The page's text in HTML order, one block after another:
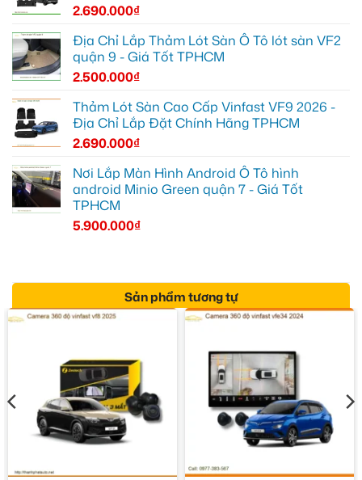
2.690.000₫
Địa Chỉ Lắp Thảm Lót Sàn Ô Tô lót sàn VF2
quận 9 - Giá Tốt TPHCM
2.500.000₫
Thảm Lót Sàn Cao Cấp Vinfast VF9 2026 -
Địa Chỉ Lắp Đặt Chính Hãng TPHCM
2.690.000₫
Nơi Lắp Màn Hình Android Ô Tô hình
android Minio Green quận 7 - Giá Tốt
TPHCM
5.900.000₫
Sản phẩm tương tự